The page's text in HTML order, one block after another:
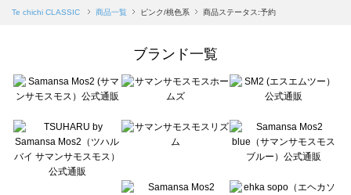
Samansa Mos2 blue（サマンサモスモス ブルー）の一覧
Te chichi（テチチ）の一覧
Te chichi CLASSIC（テチチ クラシック）の一覧
Lugnoncure（ルノンキュール）の一覧
BETTY'S BLUE（べティーズブルー）の一覧
Wpc.（ワールドパーティー）の一覧
Te chichi CLASSIC 商品一覧 ピンク/桃色系 商品ステータス:予約
ブランド一覧